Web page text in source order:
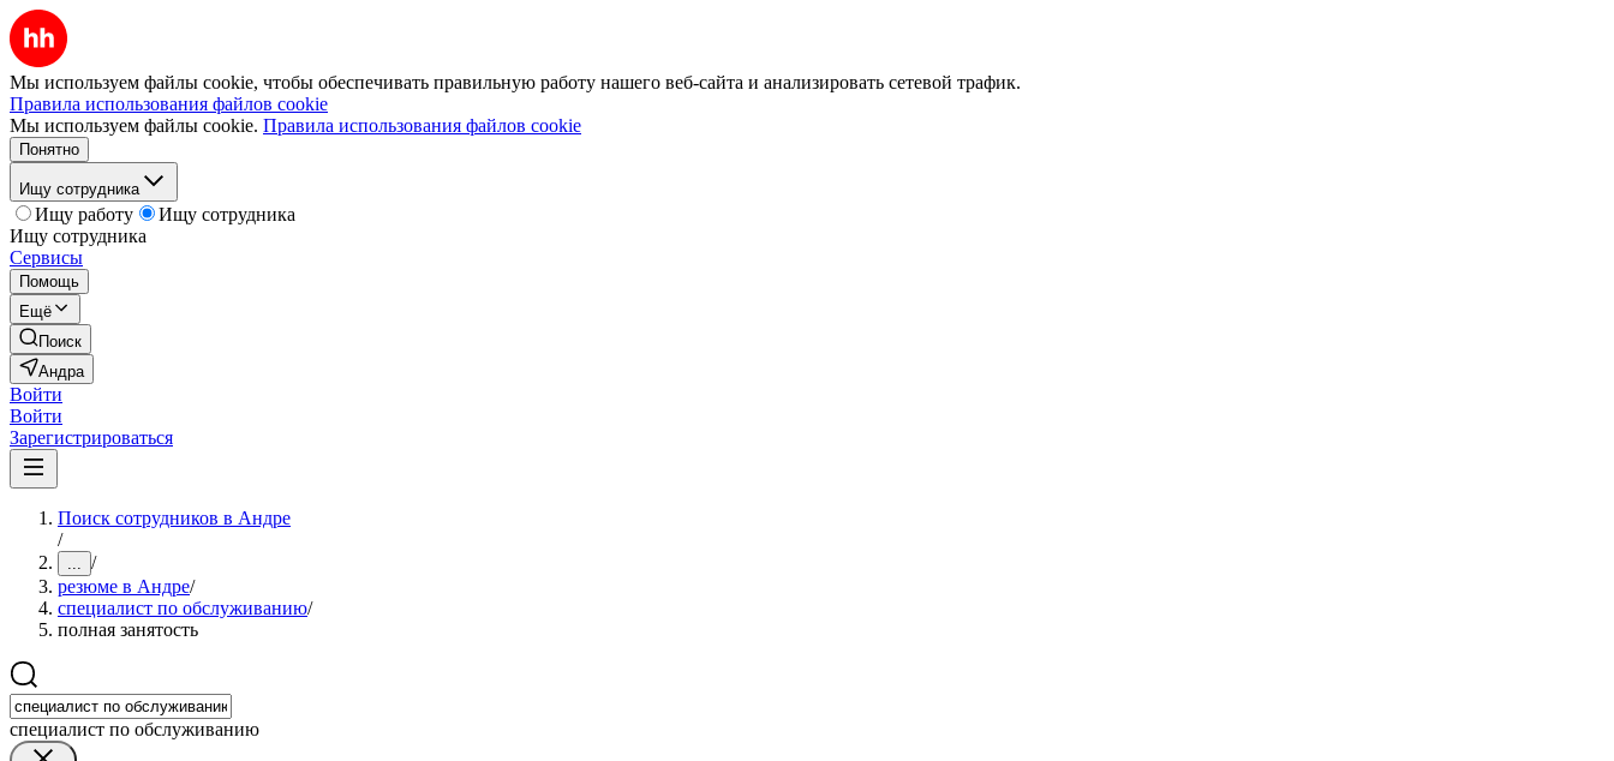
Мы используем файлы cookie, чтобы обеспечивать правильную работу нашего веб-сайта и анализировать сетевой трафик.
Правила использования файлов cookie
Мы используем файлы cookie. Правила использования файлов cookie
Понятно
Ищу сотрудника
Ищу работу
Ищу сотрудника
Ищу сотрудника
Сервисы
Помощь
Ещё
Поиск
Андра
Войти
Войти
Зарегистрироваться
Поиск сотрудников в Андре
/
... /
резюме в Андре/
специалист по обслуживанию/
полная занятость
специалист по обслуживанию